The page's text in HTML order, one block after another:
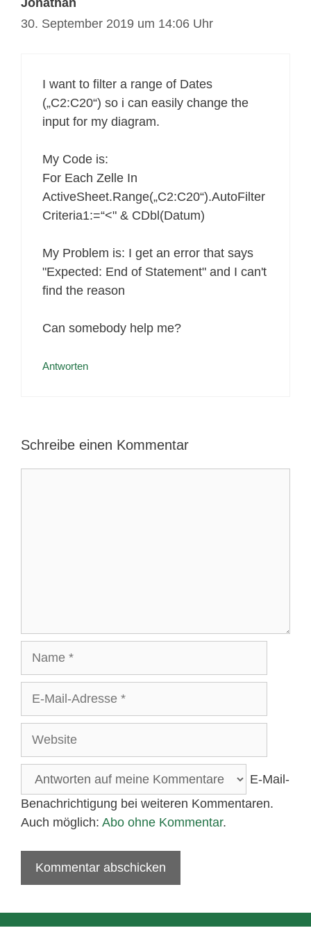
30. September 2019 um 14:06 Uhr
I want to filter a range of Dates
(„C2:C20“) so i can easily change the
input for my diagram.
My Code is:
For Each Zelle In
ActiveSheet.Range(„C2:C20“).AutoFilter
Criteria1:=“<" & CDbl(Datum)
My Problem is: I get an error that says
"Expected: End of Statement" and I can't
find the reason
Can somebody help me?
Antworten
Schreibe einen Kommentar
Adresse
E-Mail-
Benachrichtigung bei weiteren Kommentaren.
Auch möglich: Abo ohne Kommentar.